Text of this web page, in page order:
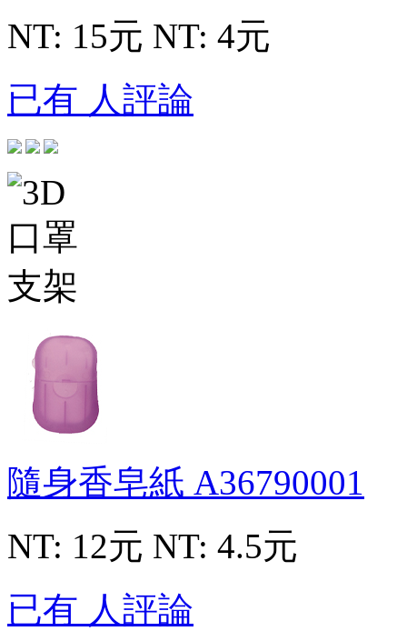
NT: 15元 NT: 4元
已有 人評論
隨身香皂紙 A36790001
NT: 12元 NT: 4.5元
已有 人評論